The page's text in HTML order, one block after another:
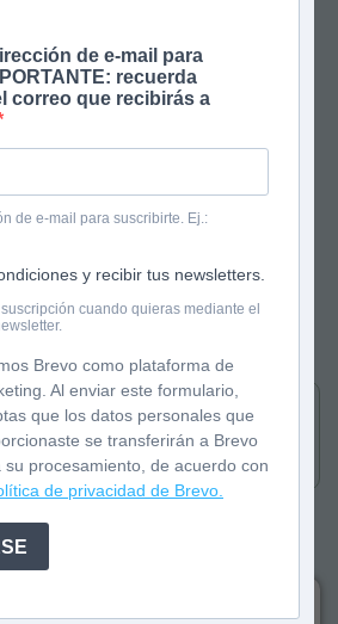
de e-mail para
recuerda
correo que recibirás a
de e-mail para suscribirte. Ej.:
y recibir tus newsletters.
cuando quieras mediante el
Brevo como plataforma de
Al enviar este formulario,
que los datos personales que
se transferirán a Brevo
su procesamiento, de acuerdo con
de privacidad de Brevo.
2026
de Ignacio Hernández.